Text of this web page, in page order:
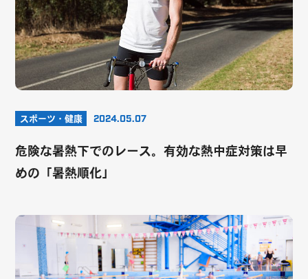
スポーツ・健康 2024.05.07
危険な暑熱下でのレース。有効な熱中症対策は早
めの「暑熱順化」